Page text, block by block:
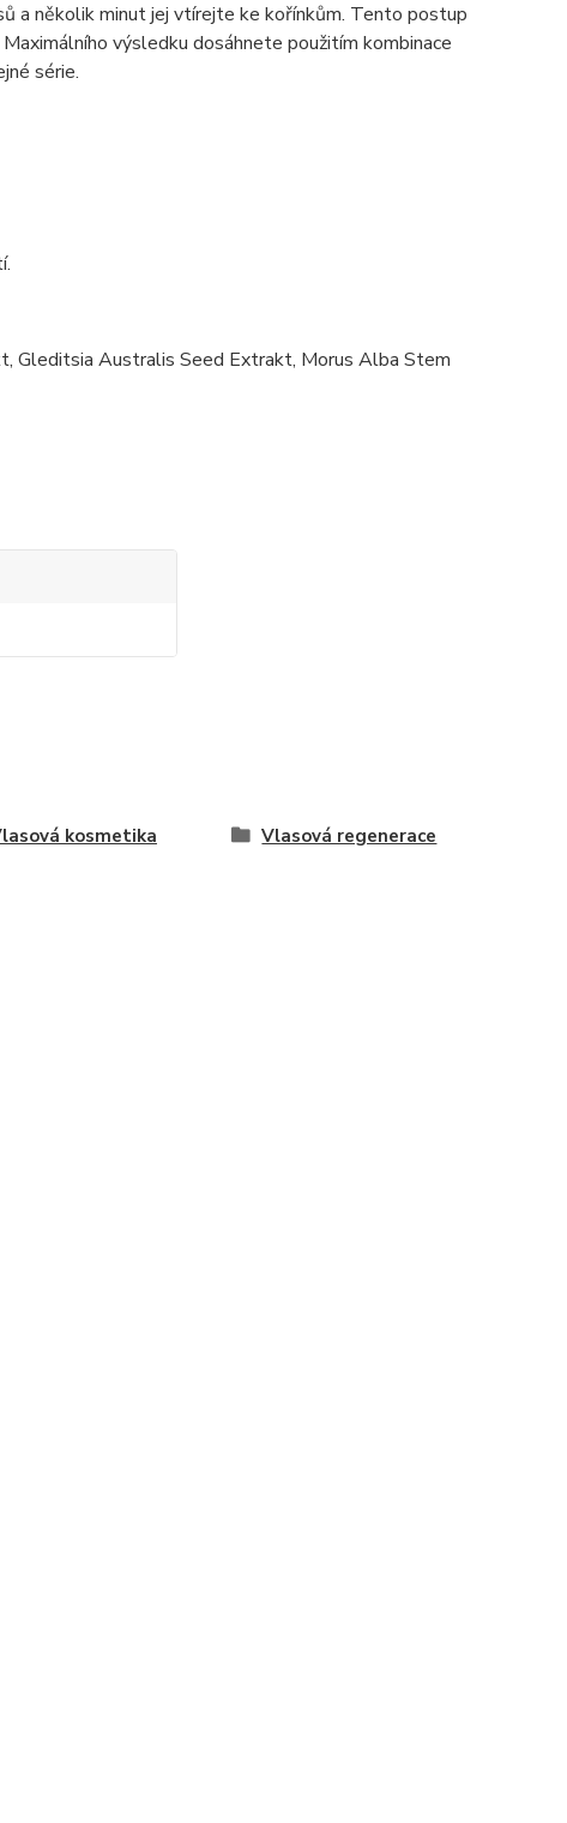
a několik minut jej vtírejte ke kořínkům. Tento postup
výsledku dosáhnete použitím kombinace
série.
Gleditsia Australis Seed Extrakt, Morus Alba Stem
kosmetika
Vlasová regenerace